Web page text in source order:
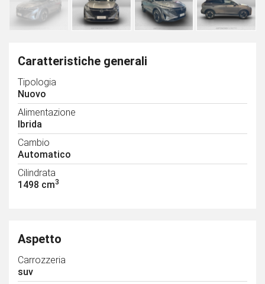
Caratteristiche generali
Tipologia
Nuovo
Alimentazione
Ibrida
Cambio
Automatico
Cilindrata
1498 cm3
Aspetto
Carrozzeria
suv